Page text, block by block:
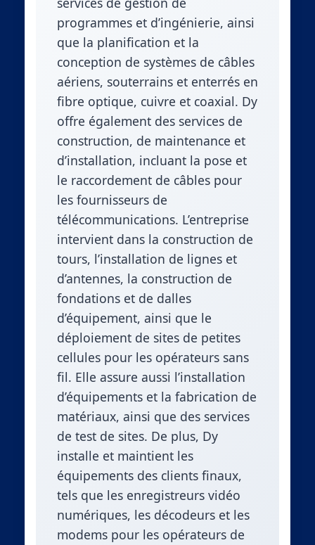
programmes et d’ingénierie, ainsi
que la planification et la
conception de systèmes de câbles
aériens, souterrains et enterrés en
fibre optique, cuivre et coaxial. Dy
offre également des services de
construction, de maintenance et
d’installation, incluant la pose et
le raccordement de câbles pour
les fournisseurs de
télécommunications. L’entreprise
intervient dans la construction de
tours, l’installation de lignes et
d’antennes, la construction de
fondations et de dalles
d’équipement, ainsi que le
déploiement de sites de petites
cellules pour les opérateurs sans
fil. Elle assure aussi l’installation
d’équipements et la fabrication de
matériaux, ainsi que des services
de test de sites. De plus, Dy
installe et maintient les
équipements des clients finaux,
tels que les enregistreurs vidéo
numériques, les décodeurs et les
modems pour les opérateurs de